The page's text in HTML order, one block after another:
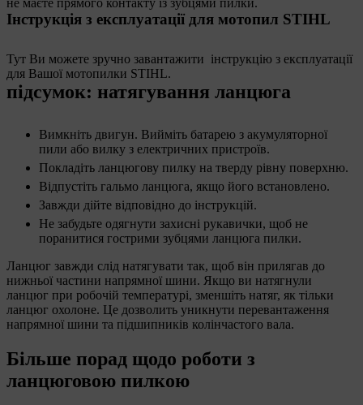
Інструкція з експлуатації для мотопил STIHL
Тут Ви можете зручно завантажити інструкцію з експлуатації
для Вашої мотопилки STIHL.
підсумок: натягування ланцюга
Вимкніть двигун. Вийміть батарею з акумуляторної
пили або вилку з електричних пристроїв.
Покладіть ланцюгову пилку на тверду рівну поверхню.
Відпустіть гальмо ланцюга, якщо його встановлено.
Завжди дійте відповідно до інструкцій.
Не забудьте одягнути захисні рукавички, щоб не
поранитися гострими зубцями ланцюга пилки.
Ланцюг завжди слід натягувати так, щоб він прилягав до
нижньої частини напрямної шини. Якщо ви натягнули
ланцюг при робочій температурі, зменшіть натяг, як тільки
ланцюг охолоне. Це дозволить уникнути перевантаження
напрямної шини та підшипників колінчастого вала.
Більше порад щодо роботи з
ланцюговою пилкою